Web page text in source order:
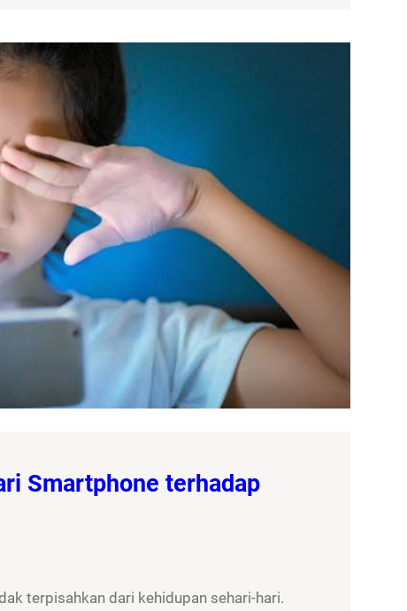
Smartphone terhadap
terpisahkan dari kehidupan sehari-hari.